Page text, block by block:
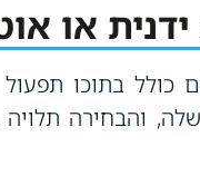
או
כולל בתוכו
שלה, והבחירה